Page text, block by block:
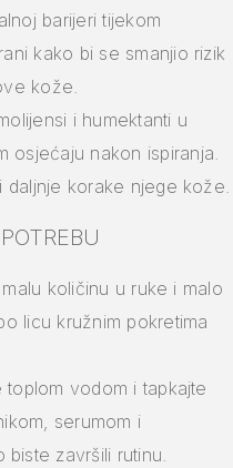
barijeri tijekom
kako bi se smanjio rizik
kože.
i humektanti u
osjećaju nakon ispiranja.
daljnje korake njege kože.
količinu u ruke i malo
licu kružnim pokretima
toplom vodom i tapkajte
serumom i
biste završili rutinu.